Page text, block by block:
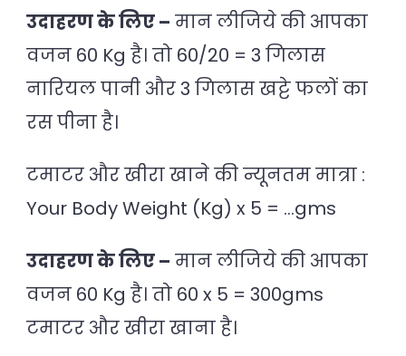
उदाहरण के लिए – मान लीजिये की आपका
वजन 60 Kg है। तो 60/20 = 3 गिलास
नारियल पानी और 3 गिलास खट्टे फलों का
रस पीना है।
टमाटर और खीरा खाने की न्यूनतम मात्रा :
Your Body Weight (Kg) x 5 = …gms
उदाहरण के लिए – मान लीजिये की आपका
वजन 60 Kg है। तो 60 x 5 = 300gms
टमाटर और खीरा खाना है।